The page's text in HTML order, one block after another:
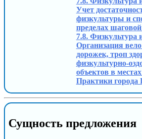
Учет
физкультуры и
пределах
7.8. Физкультура
Организация
дорожек, троп
физкультурно-
объектов в
Практики города
Сущность предложения